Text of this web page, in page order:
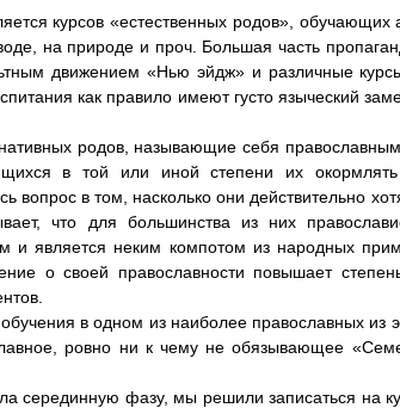
курсов «естественных родов», обучающих
на природе и проч. Большая часть
движением «Нью эйдж» и различные
как правило имеют густо языческий
родов, называющие себя
в той или иной степени их
вопрос в том, насколько они действительно
что для большинства из них
и является неким компотом из народных
о своей православности повышает
в одном из наиболее православных из
ровно ни к чему не обязывающее
серединную фазу, мы решили записаться на